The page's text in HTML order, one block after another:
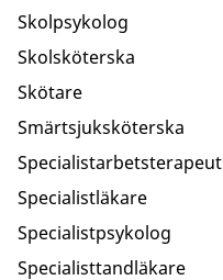
Skolpsykolog
Skolsköterska
Skötare
Smärtsjuksköterska
Specialistarbetsterapeut
Specialistläkare
Specialistpsykolog
Specialisttandläkare